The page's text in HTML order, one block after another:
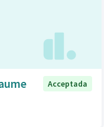
Acceptada